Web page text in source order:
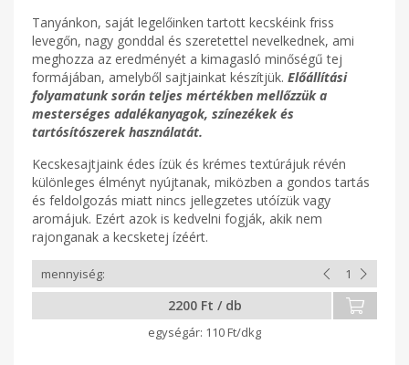
Tanyánkon, saját legelőinken tartott kecskéink friss
levegőn, nagy gonddal és szeretettel nevelkednek, ami
meghozza az eredményét a kimagasló minőségű tej
formájában, amelyből sajtjainkat készítjük. Előállítási
folyamatunk során teljes mértékben mellőzzük a
mesterséges adalékanyagok, színezékek és
tartósítószerek használatát.
Kecskesajtjaink édes ízük és krémes textúrájuk révén
különleges élményt nyújtanak, miközben a gondos tartás
és feldolgozás miatt nincs jellegzetes utóízük vagy
aromájuk. Ezért azok is kedvelni fogják, akik nem
rajonganak a kecsketej ízéért.
2200 Ft / db
110 Ft/dkg